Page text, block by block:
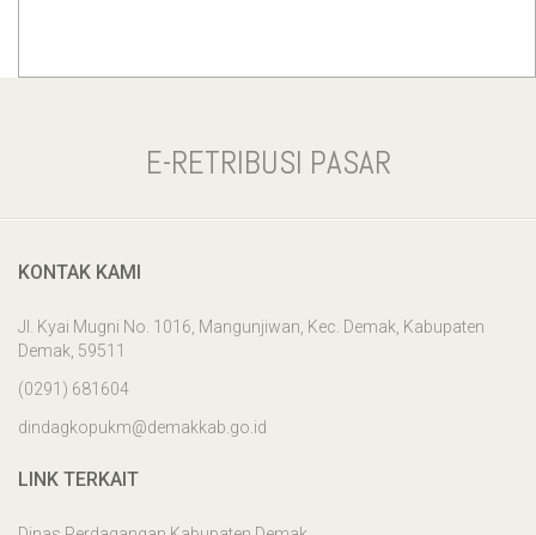
E-RETRIBUSI PASAR
KONTAK KAMI
Jl. Kyai Mugni No. 1016, Mangunjiwan, Kec. Demak, Kabupaten
Demak, 59511
(0291) 681604
dindagkopukm@demakkab.go.id
LINK TERKAIT